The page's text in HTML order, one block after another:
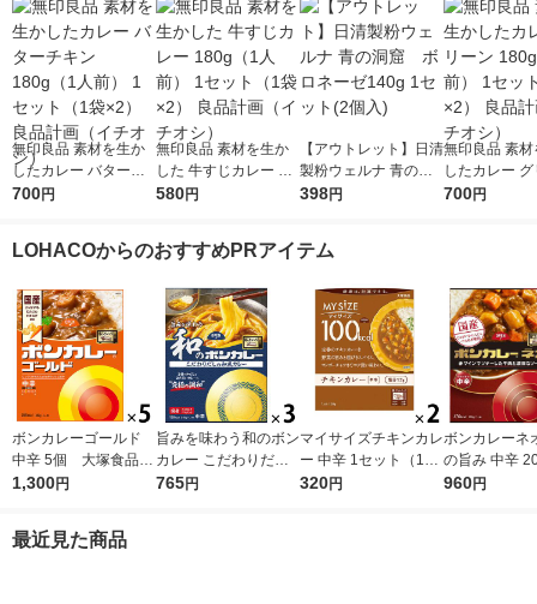
無印良品 素材を生か
したカレー バターチ
キン 180g（1人前） 1
700円
無印良品 素材を生か
した 牛すじカレー 18
0g（1人前） 1セット
580円
【アウトレット】日清
製粉ウェルナ 青の洞
窟 ボロネーゼ140g
398円
無印良品 素材
したカレー
180g（1人前
700円
LOHACOからのおすすめPRアイテム
ボンカレーゴールド
中辛 5個 大塚食品
レンジ対応
1,300円
旨みを味わう和のボン
カレー こだわりだし
の和風カレー 中辛
765円
マイサイズチキンカレ
ー 中辛 1セット（1個
（100g）×2） 100k
320円
ボンカレーネ
の旨み 中辛
ット（1個×3
960円
最近見た商品